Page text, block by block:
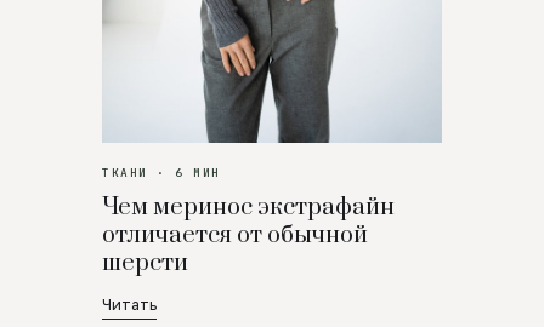
ТКАНИ · 6 МИН
Чем меринос экстрафайн
отличается от обычной
шерсти
Читать